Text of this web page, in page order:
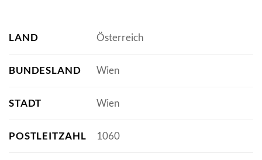
LAND Österreich
BUNDESLAND Wien
STADT Wien
POSTLEITZAHL 1060